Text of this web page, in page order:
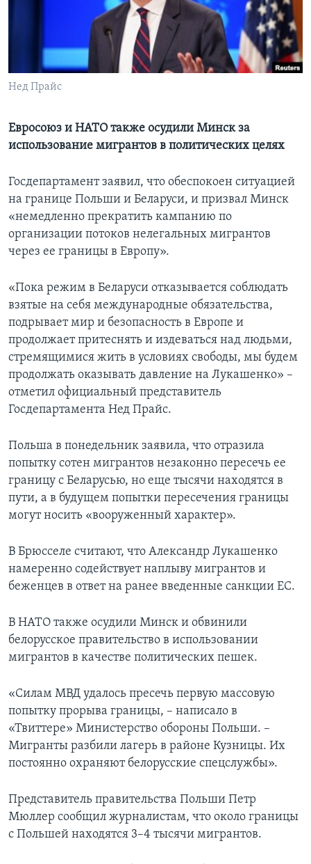
Learning English
СОЦИАЛЬНЫЕ СЕТИ
Языки
Нед Прайс
Евросоюз и НАТО также осудили Минск за
использование мигрантов в политических целях
Госдепартамент заявил, что обеспокоен ситуацией
на границе Польши и Беларуси, и призвал Минск
«немедленно прекратить кампанию по
организации потоков нелегальных мигрантов
через ее границы в Европу».
«Пока режим в Беларуси отказывается соблюдать
взятые на себя международные обязательства,
подрывает мир и безопасность в Европе и
продолжает притеснять и издеваться над людьми,
стремящимися жить в условиях свободы, мы будем
продолжать оказывать давление на Лукашенко» –
отметил официальный представитель
Госдепартамента Нед Прайс.
Польша в понедельник заявила, что отразила
попытку сотен мигрантов незаконно пересечь ее
границу с Беларусью, но еще тысячи находятся в
пути, а в будущем попытки пересечения границы
могут носить «вооруженный характер».
В Брюсселе считают, что Александр Лукашенко
намеренно содействует наплыву мигрантов и
беженцев в ответ на ранее введенные санкции ЕС.
В НАТО также осудили Минск и обвинили
белорусское правительство в использовании
мигрантов в качестве политических пешек.
«Силам МВД удалось пресечь первую массовую
попытку прорыва границы, – написало в
«Твиттере» Министерство обороны Польши. –
Мигранты разбили лагерь в районе Кузницы. Их
постоянно охраняют белорусские спецслужбы».
Представитель правительства Польши Петр
Мюллер сообщил журналистам, что около границы
с Польшей находятся 3–4 тысячи мигрантов.